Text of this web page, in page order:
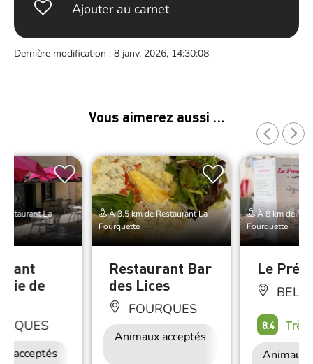
Ajouter au carnet
Dernière modification : 8 janv. 2026, 14:30:08
Vous aimerez aussi …
La
de
acceptés
Accès Internet
Restauration
À 3.5 km de Restaurant La
Fourquette
Restaurant Bar
des Lices
FOURQUES
Animaux acceptés
Accès Internet
À 8 km de
Fourquette
Le
8.4 Très
Animaux